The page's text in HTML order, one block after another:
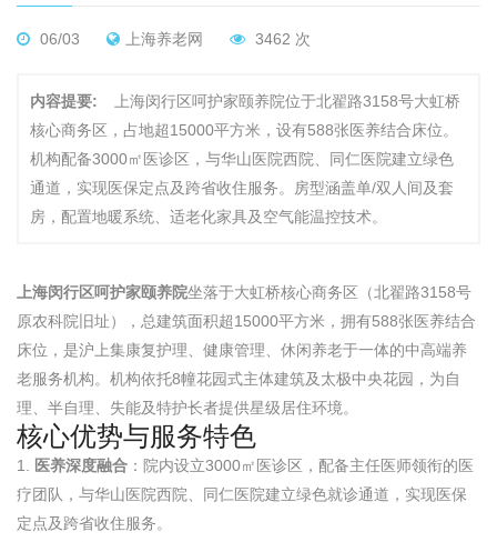
06/03 上海养老网 3462 次
内容提要:
上海闵行区呵护家颐养院位于北翟路3158号大虹桥
核心商务区，占地超15000平方米，设有588张医养结合床位。
机构配备3000㎡医诊区，与华山医院西院、同仁医院建立绿色
通道，实现医保定点及跨省收住服务。房型涵盖单/双人间及套
房，配置地暖系统、适老化家具及空气能温控技术。
上海闵行区呵护家颐养院坐落于大虹桥核心商务区（北翟路3158号
原农科院旧址），总建筑面积超15000平方米，拥有588张医养结合
床位，是沪上集康复护理、健康管理、休闲养老于一体的中高端养
老服务机构。机构依托8幢花园式主体建筑及太极中央花园，为自
理、半自理、失能及特护长者提供星级居住环境。
核心优势与服务特色
1. 医养深度融合 ：院内设立3000㎡医诊区，配备主任医师领衔的医
疗团队，与华山医院西院、同仁医院建立绿色就诊通道，实现医保
定点及跨省收住服务。